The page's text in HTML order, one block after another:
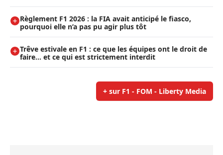
Règlement F1 2026 : la FIA avait anticipé le fiasco,
pourquoi elle n’a pas pu agir plus tôt
Trêve estivale en F1 : ce que les équipes ont le droit de
faire... et ce qui est strictement interdit
+ sur F1 - FOM - Liberty Media